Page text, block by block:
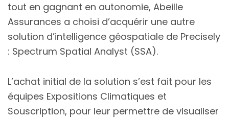
tout en gagnant en autonomie, Abeille
Assurances a choisi d’acquérir une autre
solution d’intelligence géospatiale de Precisely
: Spectrum Spatial Analyst (SSA).
L’achat initial de la solution s’est fait pour les
équipes Expositions Climatiques et
Souscription, pour leur permettre de visualiser